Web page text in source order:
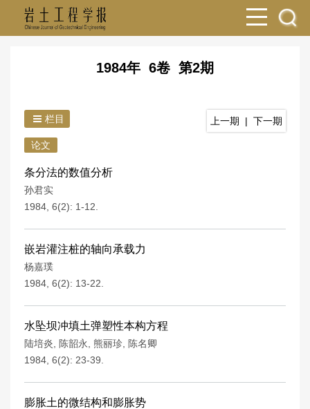
1984年 6卷 第2期
栏目 上一期 | 下一期
论文
条分法的数值分析
孙君实
1984, 6(2): 1-12.
嵌岩灌注桩的轴向承载力
杨嘉璞
1984, 6(2): 13-22.
水坠坝冲填土弹塑性本构方程
陆培炎 陈韶永 熊丽珍
陈名卿
1984, 6(2): 23-39.
膨胀土的微结构和膨胀势